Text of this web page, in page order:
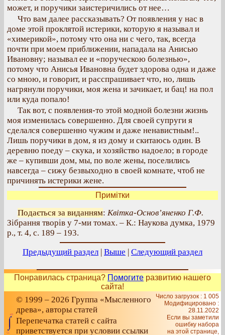
может, и поручики заистеричились от нее…
Что вам далее рассказывать? От появления у нас в
доме этой проклятой истерики, которую я называл и
«химерикой», потому что она ни с чего, так, всегда
почти при моем приближении, нападала на Анисью
Ивановну; называл ее и «поруческою болезнью»,
потому что Анисья Ивановна будет здорова одна и даже
со мною, и говорит, и расспрашивает что, но, лишь
нагрянули поручики, моя жена и зачикает, и бац! на пол
или куда попало!
Так вот, с появления-то этой модной болезни жизнь
моя изменилась совершенно. Для своей супруги я
сделался совершенно чужим и даже ненавистным!..
Лишь поручики в дом, я из дому и скитаюсь один. В
деревню поеду – скука, и хозяйство надоело; в городе
же – купивши дом, мы, по воле жены, поселились
навсегда – сижу безвыходно в своей комнате, чтоб не
причинять истерики жене.
Примітки
Подається за виданням: Квітка-Основ’яненко Г.Ф.
Зібрання творів у 7-ми томах. – К.: Наукова думка, 1979
р., т. 4, с. 189 – 193.
Предыдущий раздел | Выше | Следующий раздел
Понравилась страница? Помогите развитию нашего
сайта!
© 1999 – 2026 Группа «Мысленного
древа», авторы статей
Перепечатка статей с сайта
приветствуется при условии ссылки
Число загрузок : 1 005
Модифицировано :
28.11.2022
Если вы заметили
ошибку набора
на этой странице,